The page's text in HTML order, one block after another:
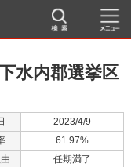
水内郡選挙区
2023/4/9
61.97%
任期満了